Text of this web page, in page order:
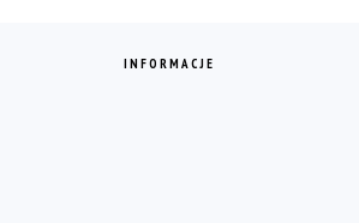
INFORMACJE